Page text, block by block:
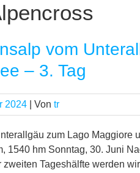
vom
– 3. Tag
2024 | Von tr
zum Lago Maggiore
1540 hm Sonntag, 30. Juni
zweiten Tageshälfte werden